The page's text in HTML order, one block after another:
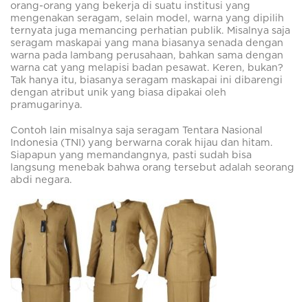
orang-orang yang bekerja di suatu institusi yang
mengenakan seragam, selain model, warna yang dipilih
ternyata juga memancing perhatian publik. Misalnya saja
seragam maskapai yang mana biasanya senada dengan
warna pada lambang perusahaan, bahkan sama dengan
warna cat yang melapisi badan pesawat. Keren, bukan?
Tak hanya itu, biasanya seragam maskapai ini dibarengi
dengan atribut unik yang biasa dipakai oleh
pramugarinya.
Contoh lain misalnya saja seragam Tentara Nasional
Indonesia (TNI) yang berwarna corak hijau dan hitam.
Siapapun yang memandangnya, pasti sudah bisa
langsung menebak bahwa orang tersebut adalah seorang
abdi negara.